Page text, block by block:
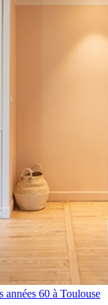
années 60 à Toulouse